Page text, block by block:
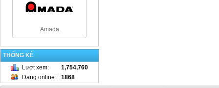
Amada
THỐNG KÊ
Lượt xem:
1,754,760
Đang online: 1868